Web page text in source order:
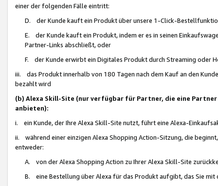
einer der folgenden Fälle eintritt:
D. der Kunde kauft ein Produkt über unsere 1-Click-
E. der Kunde kauft ein Produkt, indem er es in seinen
Partner-Links abschließt, oder
F. der Kunde erwirbt ein Digitales Produkt durch Streaming oder
iii. das Produkt innerhalb von 180 Tagen nach dem Kauf an den
bezahlt wird
(b) Alexa Skill-Site (nur verfügbar für Partner, die eine
anbieten):
i. ein Kunde, der Ihre Alexa Skill-Site nutzt, führt eine Alexa-
ii. während einer einzigen Alexa Shopping Action-Sitzung, die
entweder:
A. von der Alexa Shopping Action zu Ihrer Alexa Skill-Site
B. eine Bestellung über Alexa für das Produkt aufgibt, das Sie mit